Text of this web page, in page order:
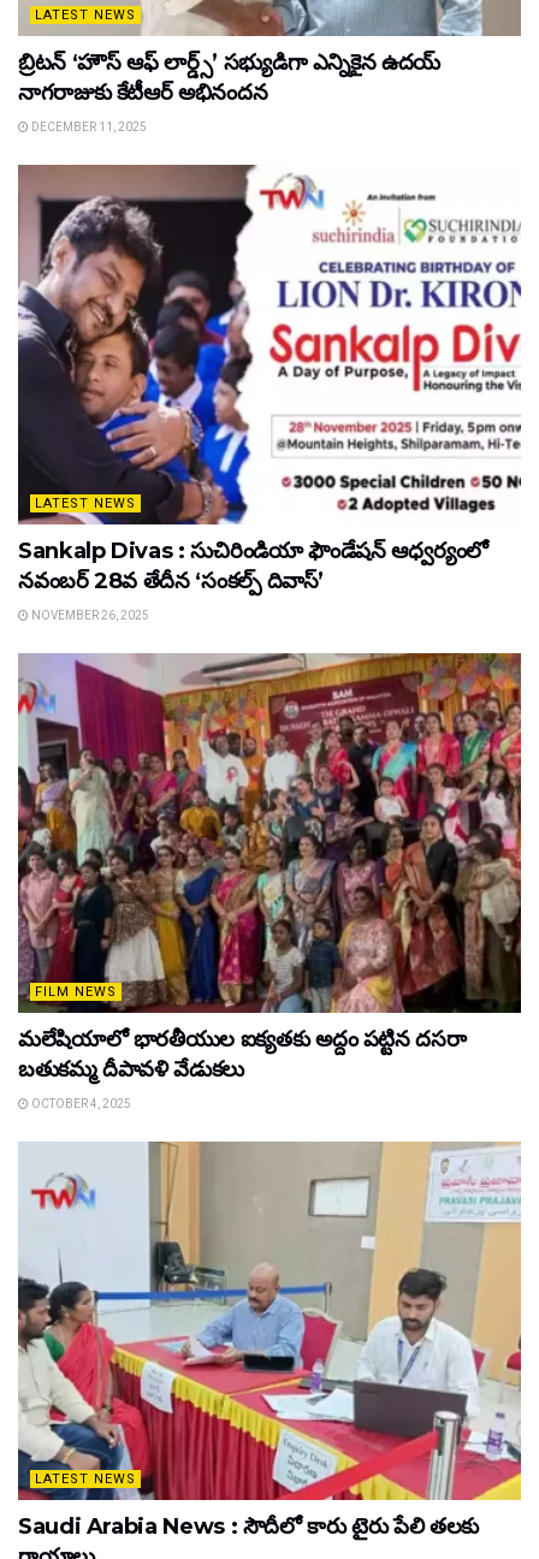
LATEST NEWS
బ్రిటన్ ‘హౌస్ ఆఫ్ లార్డ్స్’ సభ్యుడిగా ఎన్నికైన ఉదయ్
నాగరాజుకు కేటీఆర్ అభినందన
DECEMBER 11, 2025
LATEST NEWS
Sankalp Divas : సుచిరిండియా ఫౌండేషన్ ఆధ్వర్యంలో
నవంబర్ 28వ తేదీన ‘సంకల్ప్ దివాస్’
NOVEMBER 26, 2025
FILM NEWS
మలేషియాలో భారతీయుల ఐక్యతకు అద్దం పట్టిన దసరా
బతుకమ్మ దీపావళి వేడుకలు
OCTOBER 4, 2025
LATEST NEWS
Saudi Arabia News : సౌదీలో కారు టైరు పేలి తలకు